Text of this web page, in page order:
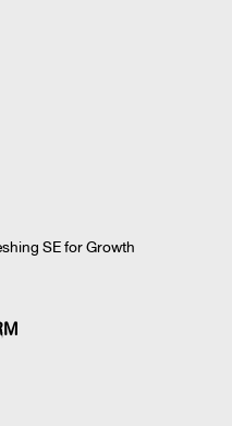
SE for Growth